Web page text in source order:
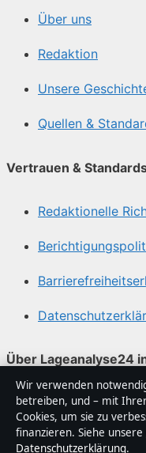
Über uns
Redaktion
Unsere
Quellen &
Vertrauen &
Redaktionelle
Über Lageanalyse24
Lageanalyse24 ist
Nachrichtenanbieter
Technik und
Wir verwenden
betreiben, und – mit
Cookies, um sie zu
finanzieren. Siehe unsere
Datenschutzerklärung.